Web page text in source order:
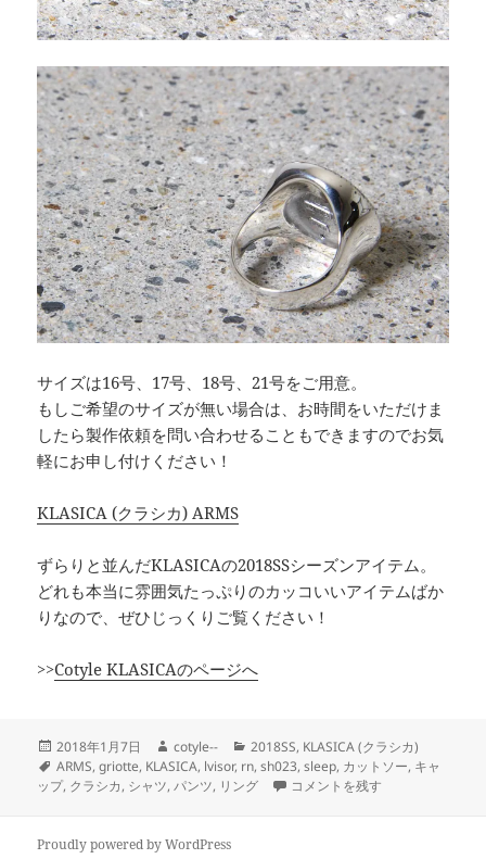
サイズは16号、17号、18号、21号をご用意。
もしご希望のサイズが無い場合は、お時間をいただけま
したら製作依頼を問い合わせることもできますのでお気
軽にお申し付けください！
KLASICA (クラシカ) ARMS
ずらりと並んだKLASICAの2018SSシーズンアイテム。
どれも本当に雰囲気たっぷりのカッコいいアイテムばか
りなので、ぜひじっくりご覧ください！
>>Cotyle KLASICAのページへ
投
稿
日:
2018年1月7日
作
成
者
cotyle--
カ
テ
ゴ
2018SS, KLASICA (クラシカ)
タ
グ
ARMS,griotte, KLASICA, lvisor, rn,sh023,sleep, カットソー, キャ
ップ, クラシカ, シャツ,パンツ, リング 2018スタート！KLASICAの新作
コメントを残す
Proudly powered by WordPress